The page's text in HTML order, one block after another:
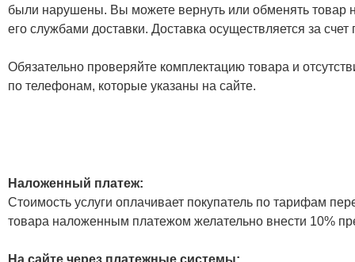
были нарушены. Вы можете вернуть или обменять товар
его службами доставки. Доставка осуществляется за
Обязательно проверяйте комплектацию товара и
по телефонам, которые указаны на сайте.
Наложенный платеж:
Стоимость услуги оплачивает покупатель по тарифам
товара наложенным платежом желательно внести 10%